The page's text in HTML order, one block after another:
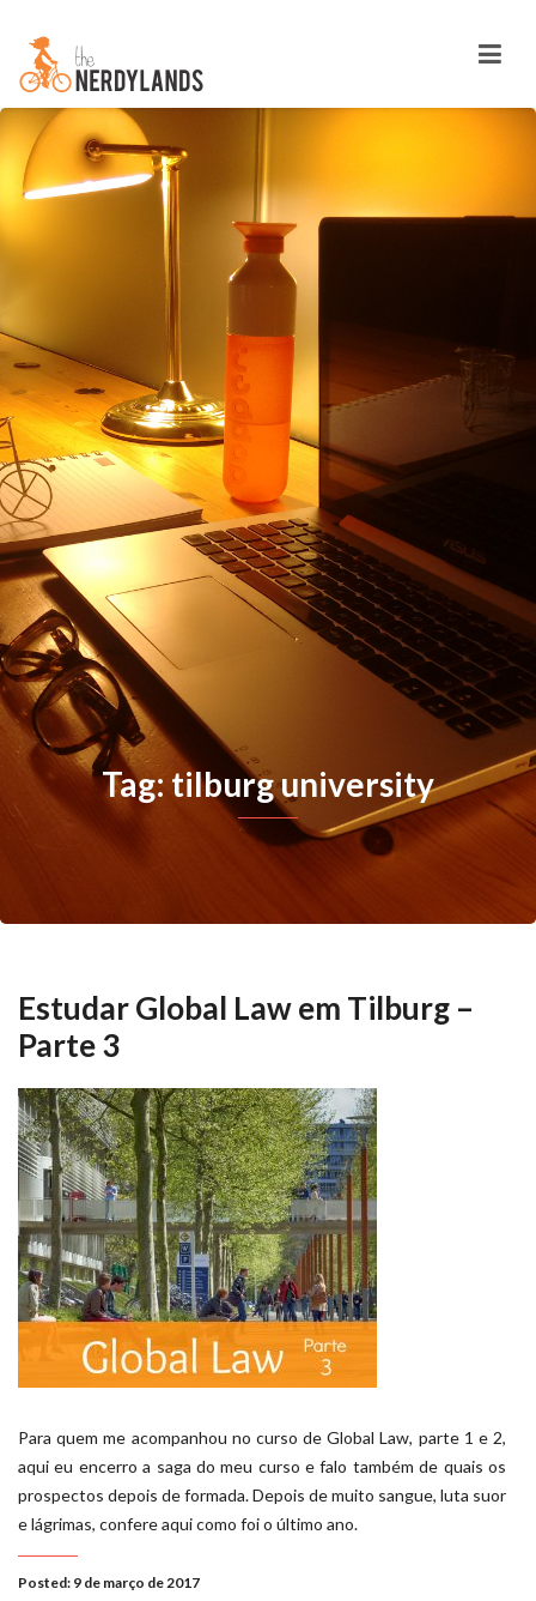
Tag: tilburg university
Estudar Global Law em Tilburg –
Parte 3
Para quem me acompanhou no curso de Global Law, parte 1 e 2,
aqui eu encerro a saga do meu curso e falo também de quais os
prospectos depois de formada. Depois de muito sangue, luta suor
e lágrimas, confere aqui como foi o último ano.
Posted: 9 de março de 2017